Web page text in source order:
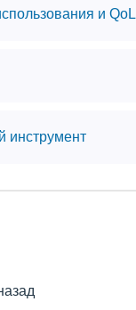
и QoL
инструмент